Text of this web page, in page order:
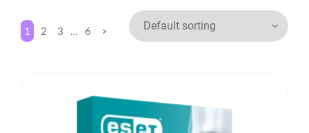
1 2 3 … 6 >